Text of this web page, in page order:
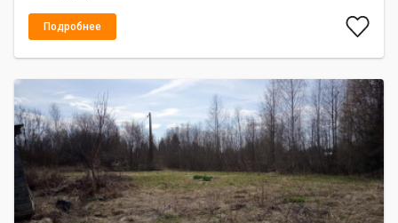
Подробнее